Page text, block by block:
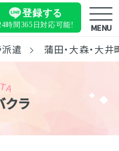
登録する
時間365日対応可能! MENU
遣 蒲田・大森・大
クラ